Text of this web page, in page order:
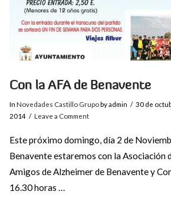
Con la AFA de Benavente
In Novedades Castillo Grupoby admin
30 de
2014
Leave a Comment
Este próximo domingo, día 2 de
Benavente estaremos con la Asociación
Amigos de Alzheimer de Benavente y
16.30 horas …